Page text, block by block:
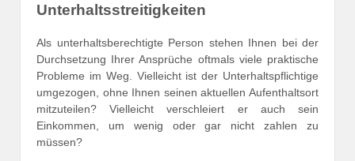
Unterhaltsstreitigkeiten
Als unterhaltsberechtigte Person stehen Ihnen bei der
Durchsetzung Ihrer Ansprüche oftmals viele praktische
Probleme im Weg. Vielleicht ist der Unterhaltspflichtige
umgezogen, ohne Ihnen seinen aktuellen Aufenthaltsort
mitzuteilen? Vielleicht verschleiert er auch sein
Einkommen, um wenig oder gar nicht zahlen zu
müssen?